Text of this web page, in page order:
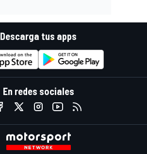
Descarga tus apps
En redes sociales